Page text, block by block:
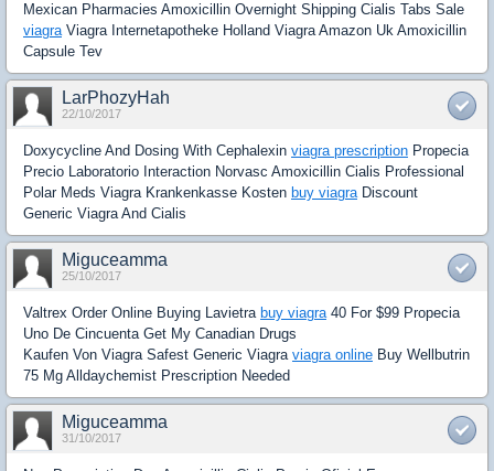
Mexican Pharmacies Amoxicillin Overnight Shipping Cialis Tabs Sale
viagraViagra Internetapotheke Holland Viagra Amazon Uk Amoxicillin
Capsule Tev
LarPhozyHah
22/10/2017
Doxycycline And Dosing With Cephalexin viagra prescription Propecia
Precio Laboratorio Interaction Norvasc Amoxicillin Cialis Professional
Polar Meds Viagra Krankenkasse Kosten buy viagraDiscount
Generic Viagra And Cialis
Miguceamma
25/10/2017
Valtrex Order Online Buying Lavietra buy viagra40 For $99 Propecia
Uno De Cincuenta Get My Canadian Drugs
Kaufen Von Viagra Safest Generic Viagra viagra online Buy Wellbutrin
75 Mg Alldaychemist Prescription Needed
Miguceamma
31/10/2017